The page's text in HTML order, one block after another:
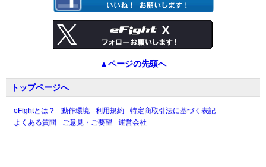
▲ページの先頭へ
トップページへ
eFightとは？ 動作環境 利用規約
特定商取引法に基づく表記
よくある質問
ご意見・ご要望 運営会社